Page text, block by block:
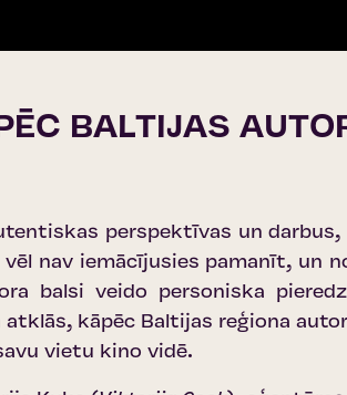
BALTIJAS
perspektīvas un
nav iemācījusies pamanīt,
balsi veido personiska
kāpēc Baltijas reģiona
vietu kino vidē.